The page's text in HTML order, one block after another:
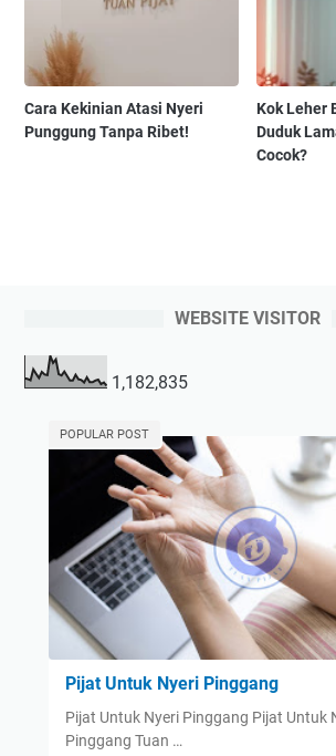
Cara Kekinian Atasi Nyeri
Punggung Tanpa Ribet!
Kok Leher
Duduk
Cocok?
WEBSITE VISITOR
1,182,835
POPULAR POST
Pijat Untuk Nyeri Pinggang
Pijat Untuk Nyeri Pinggang Pijat Untuk
Pinggang Tuan …